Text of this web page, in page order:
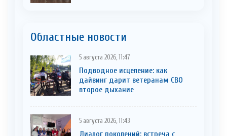
Областные новости
5 августа 2026, 11:47
Подводное исцеление: как
дайвинг дарит ветеранам СВО
второе дыхание
5 августа 2026, 11:43